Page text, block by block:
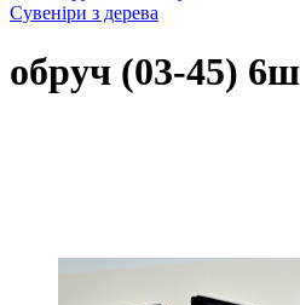
Сувеніри з дерева
обруч (03-45)